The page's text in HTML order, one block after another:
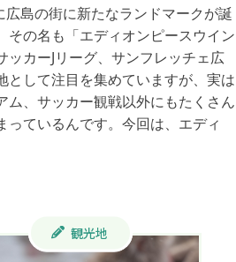
広島の街に新たなランドマークが誕
その名も「エディオンピースウイン
ッカーJリーグ、サンフレッチェ広
として注目を集めていますが、実は
ム、サッカー観戦以外にもたくさん
っているんです。今回は、エディ
観光地